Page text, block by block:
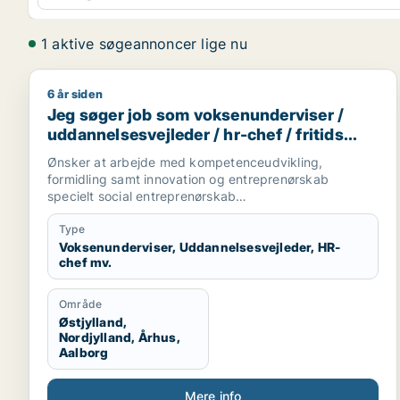
1 aktive søgeannoncer lige nu
Jeg søger job som voksenunderviser /
6 år siden
Jeg søger job som voksenunderviser /
uddannelsesvejleder / hr-chef / fritids
medarbejder / karriererådgiver
Ønsker at arbejde med kompetenceudvikling,
formidling samt innovation og entreprenørskab
specielt social entreprenørskab
Desuden undervisning på voksensuddannelser
Type
Voksenunderviser, Uddannelsesvejleder, HR-
chef mv.
Område
Østjylland,
Nordjylland, Århus,
Aalborg
Mere info